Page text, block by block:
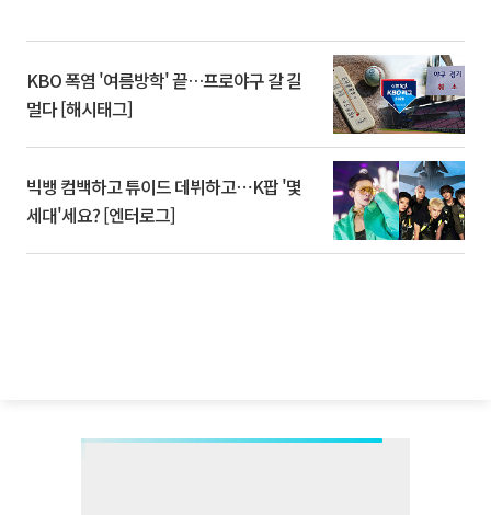
KBO 폭염 '여름방학' 끝…프로야구 갈 길
멀다 [해시태그]
빅뱅 컴백하고 튜이드 데뷔하고⋯K팝 '몇
세대'세요? [엔터로그]